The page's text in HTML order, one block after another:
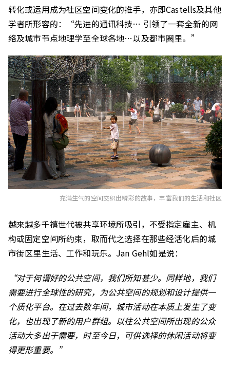
转化或运用成为社区空间变化的推手，亦即Castells及其他
学者所形容的：“先进的通讯科技… 引领了一套全新的网
络及城市节点地理学至全球各地…以及都市圈里。”
充满生气的空间交织出精彩的故事，丰富我们的生活和社区
越来越多千禧世代被共享环境所吸引，不受指定雇主、机
构或固定空间所约束，取而代之选择在那些经活化后的城
市街区里生活、工作和玩乐。Jan Gehl如是说：
“对于何谓好的公共空间，我们所知甚少。同样地，我们
需要进行全球性的研究，为公共空间的规划和设计提供一
个质化平台。在过去数年间，城市活动在本质上发生了变
化，也出现了新的用户群组。以往公共空间所出现的公众
活动大多出于需要，时至今日，可供选择的休闲活动将变
得更形重要。”